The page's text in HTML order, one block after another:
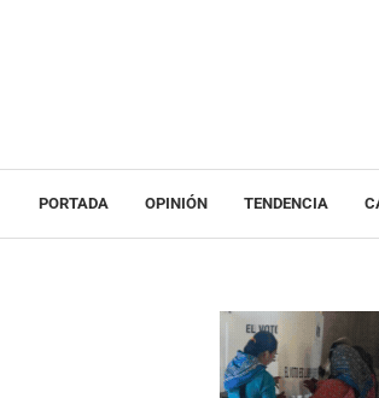
PORTADA OPINIÓN TENDENCIA